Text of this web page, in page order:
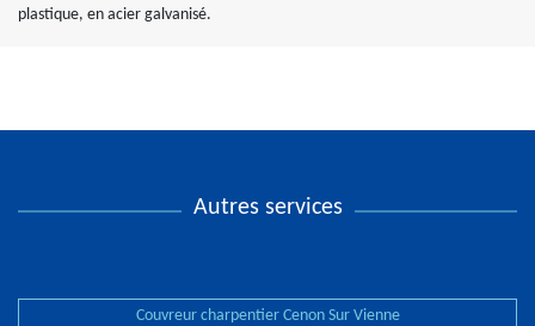
plastique, en acier galvanisé.
Autres services
Couvreur charpentier Cenon Sur Vienne